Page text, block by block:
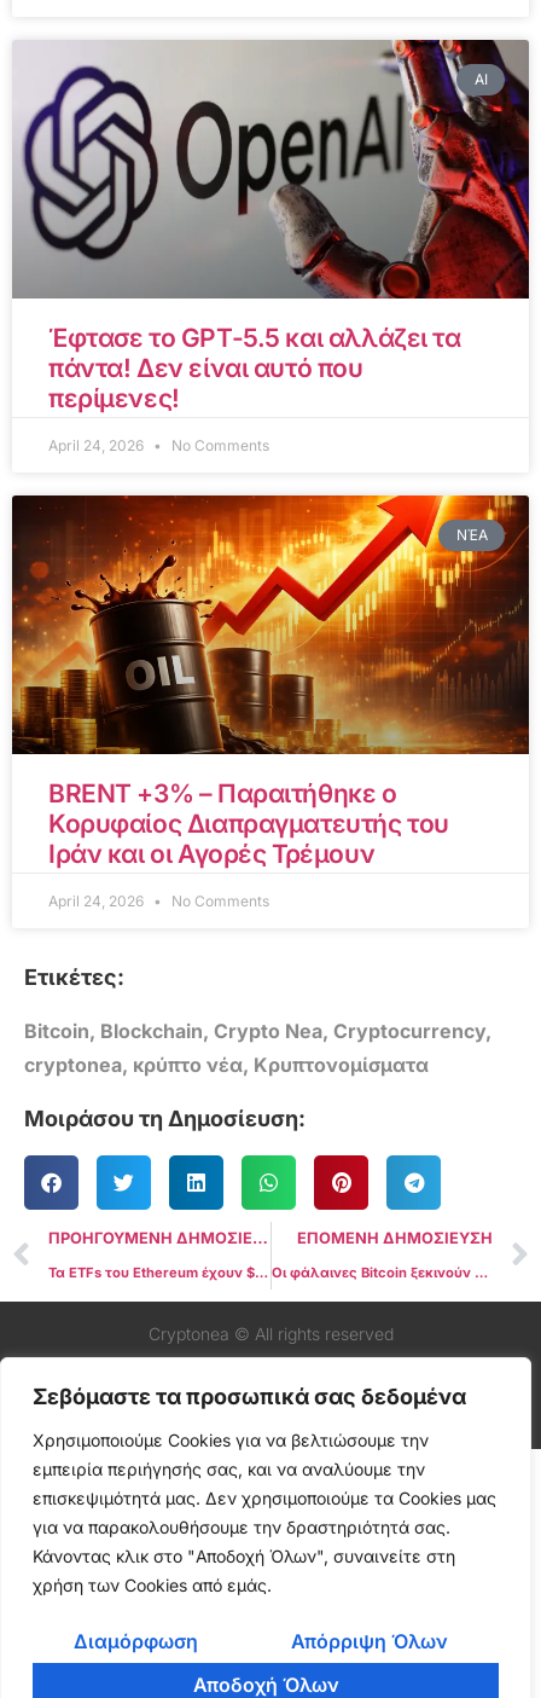
Σεβόμαστε τα προσωπικά σας δεδομένα
Χρησιμοποιούμε Cookies για να βελτιώσουμε την
εμπειρία περιήγησής σας, και να αναλύουμε την
επισκεψιμότητά μας. Δεν χρησιμοποιούμε τα Cookies μας
για να παρακολουθήσουμε την δραστηριότητά σας.
Κάνοντας κλικ στο "Αποδοχή Όλων", συναινείτε στη
χρήση των Cookies από εμάς.
Διαμόρφωση
Απόρριψη Όλων
Αποδοχή Όλων
AI
Έφτασε το GPT-5.5 και αλλάζει τα
πάντα! Δεν είναι αυτό που
περίμενες!
April 24, 2026 No Comments
ΝΈΑ
BRENT +3% – Παραιτήθηκε ο
Κορυφαίος Διαπραγματευτής του
Ιράν και οι Αγορές Τρέμουν
April 24, 2026 No Comments
Ετικέτες:
Bitcoin, Blockchain, Crypto Nea, Cryptocurrency,
cryptonea, κρύπτο νέα, Κρυπτονομίσματα
Μοιράσου τη Δημοσίευση:
ΠΡΟΗΓΟΥΜΕΝΗ ΔΗΜΟΣΙΕΥΣΗ
Τα ETFs του Ethereum έχουν $113 εκατομμύρια σε εκροές τη δεύτερη ημέρα μετά την κυκλοφορία
ΕΠΟΜΕΝΗ ΔΗΜΟΣΙΕΥΣΗ
Οι φάλαινες Bitcoin ξεκινούν μια άνευ προηγουμένου αγορά 23 δισεκατομμυρίων δολαρίων τον Ιούλιο — Τελευταία δεδομένα αποκαλύπτουν
Cryptonea © All rights reserved